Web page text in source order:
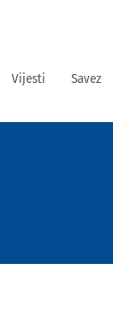
Vijesti Savez